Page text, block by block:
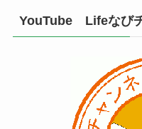
YouTube Lifeなびチ